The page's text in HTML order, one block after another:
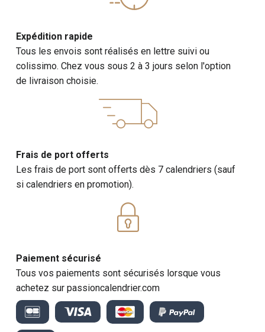
Expédition rapide
Tous les envois sont réalisés en lettre suivi ou
colissimo. Chez vous sous 2 à 3 jours selon l'option
de livraison choisie.
Frais de port offerts
Les frais de port sont offerts dès 7 calendriers (sauf
si calendriers en promotion).
Paiement sécurisé
Tous vos paiements sont sécurisés lorsque vous
achetez sur passioncalendrier.com